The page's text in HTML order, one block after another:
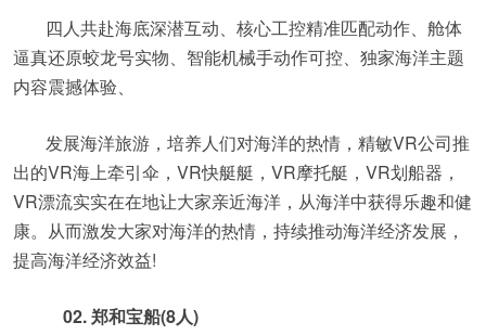
四人共赴海底深潜互动、核心工控精准匹配动作、舱体
逼真还原蛟龙号实物、智能机械手动作可控、独家海洋主题
内容震撼体验、
发展海洋旅游，培养人们对海洋的热情，精敏VR公司推
出的VR海上牵引伞，VR快艇艇，VR摩托艇，VR划船器，
VR漂流实实在在地让大家亲近海洋，从海洋中获得乐趣和健
康。从而激发大家对海洋的热情，持续推动海洋经济发展，
提高海洋经济效益!
02. 郑和宝船(8人)